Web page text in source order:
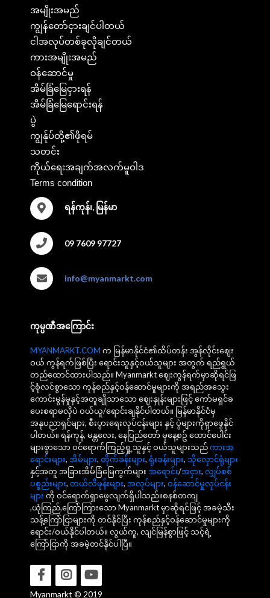
အမျိုးအမည်
ကျွန်တော်ငှားချင်ပါတယ်
ငါအလုပ်တစ်ခုလိုချင်တယ်
ကားအမျိုးအမည်
ဝန်ဆောင်မှု
အိမ်ခြံမြေငှားရန်
အိမ်ခြံမြေရောင်းရန်
ပွဲ
ကျွန်ုပ်တို့၏ဖိုရမ်
သတင်း
ကိုယ်ရေးအချက်အလက်မူဝါဒ
Terms condition
ရန်ကုန်၊, မြန်မာ
09 7609 97727
info@myanmarkt.com
ကုမ္ပဏီအကြောင်း
MYANMARKT.COM က မြန်မာနိုင်ငံ၏ထိပ်တန်း အွန်လိုင်းဈေး
ဝယ် ကွန်ရက်ဖြစ်ပြီး ရောင်းသူနှင့်ဝယ်သူများ အတွက် ရည်ရွယ်
တည်ထောင်ထားပါသည်။ Myanmarkt ဈေးကွန်ရက်မှာဆိုရင်ဖြ
င့်စုံလင်စွာသော ကုန်စည်နှင့်ဝန်ဆောင်မှုများကို အရည်အသွေး
ကောင်းမွန်မှုနှင့်အတူချိုသာသော ဈေးနှုန်းများဖြင့် ကော်မရှင်ခ
ပေးစရာမလိုပဲ ဝယ်ယူ/ရောင်းချနိုင်ပါတယ်။ မြန်မာနိုင်ငံမှ
အနုပညာရှင်များ, စီးပွားရေးလုပ်ငန်းများ နှင့် ပွဲများကိုရှာဖွေနိုင်
ပါတယ်။ ရန်ကုန်, မန္တလေး, နေပြည်တော် မှနေ့စဥ် ထောင်ပေါင်း
များစွာသော ဝင်ရောက်ကြည့်ရှု့သူနှင့် ဝယ်သူများသည်ကားအ
ရောင်းများ, အိမ်များ, တိုက်ခန်းများ, ရုံးခန်းများ, သိုလှောင်ရုံများ
နှင့်အတူ အခြားအိမ်ခြံမြေကွက်များ အရောင်း/အငှား, လျှပ်စစ်
ပစ္စည်းများ, တယ်လီဖုန်းများ, အလုပ်များ, ဝန်ဆောင်မှုလုပ်ငန်း
များ ကို ဝင်ရောက်ရှာဖွေလျက်ရှိပါသည်။စနစ်တကျ
,ယုံကြည်,ကြော်ကြားသော Myanmarkt မှာဆိုရင်ဖြင့် အခမဲ့သီး
သန့်ကြော်ငြာများကို တင်နိုင်ပြီး ကုန်စည်နှင့်ဝန်ဆောင်မှုများကို
ရောင်း/ဝယ်နိုင်ပါတယ်။ လွယ်ကူ, လျင်မြန်စွာဖြင့် သင့်ရဲ့
ကြော်ငြာကို အခမဲ့တင်နိုင်ပါပြီ။
Myanmarkt © 2019